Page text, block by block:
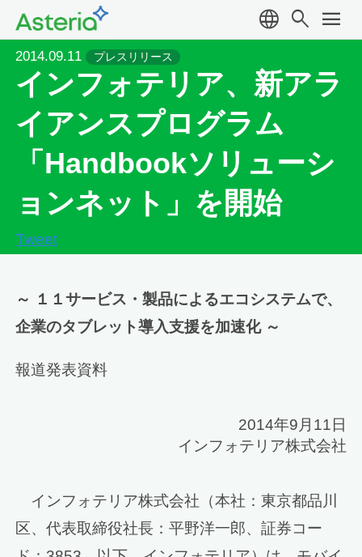
language search menu
2014.09.11 プレスリリース
インフォテリア、新アラ
イアンスプログラム
「Handbookソリューシ
ョンネット」を開始
Tweet
～ １１サービス・製品によるエコシステムで、
企業のタブレット導入支援を加速化 ～
報道発表資料
2014年9月11日
インフォテリア株式会社
インフォテリア株式会社（本社：東京都品川
区、代表取締役社長：平野洋一郎、証券コー